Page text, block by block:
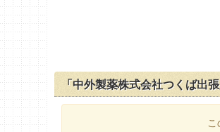
「中外製薬株式会社つくば出